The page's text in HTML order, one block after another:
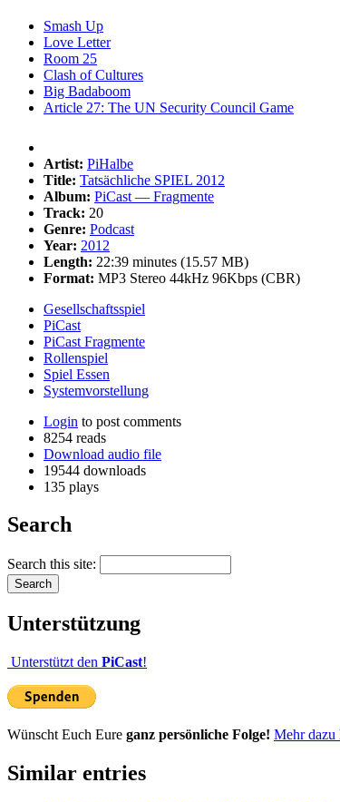
Smash Up
Love Letter
Room 25
Clash of Cultures
Big Badaboom
Article 27: The UN Security Council Game
Artist: PiHalbe
Title: Tatsächliche SPIEL 2012
Album: PiCast — Fragmente
Track: 20
Genre: Podcast
Year: 2012
Length: 22:39 minutes (15.57 MB)
Format: MP3 Stereo 44kHz 96Kbps (CBR)
Gesellschaftsspiel
PiCast
PiCast Fragmente
Rollenspiel
Spiel Essen
Systemvorstellung
Login to post comments
8254 reads
Download audio file
19544 downloads
135 plays
Search
Search this site:
Unterstützung
Unterstützt den PiCast!
Wünscht Euch Eure ganz persönliche Folge! Mehr dazu
Similar entries